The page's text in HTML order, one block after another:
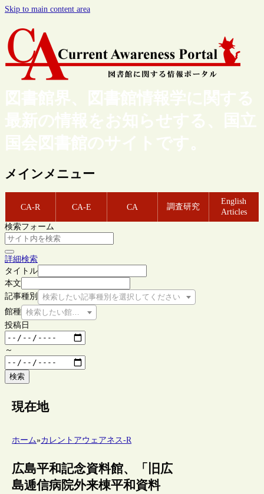
Skip to main content area
図書館界、図書館情報学に関する
最新の情報をお知らせする、国立
国会図書館のサイトです。
メインメニュー
CA-R CA-E CA 調査研究
English
Articles
検索フォーム
詳細検索
タイトル
本文
記事種別
検索したい記事種別を選択してください
館種 検索したい館種を選択してください
投稿日
～
検索
現在地
ホーム»カレントアウェアネス-R
広島平和記念資料館、「旧広
島逓信病院外来棟平和資料